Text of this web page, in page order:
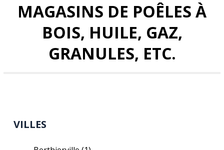
MAGASINS DE POÊLES À
BOIS, HUILE, GAZ,
GRANULES, ETC.
VILLES